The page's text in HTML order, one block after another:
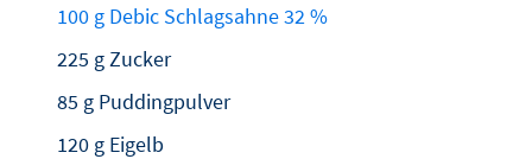
100 g Debic Schlagsahne 32 %
225 g Zucker
85 g Puddingpulver
120 g Eigelb